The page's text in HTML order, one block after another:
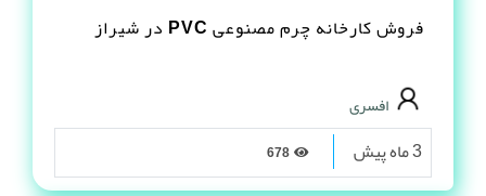
فروش کارخانه چرم مصنوعى PVC در شیراز
افسری
3 ماه پیش